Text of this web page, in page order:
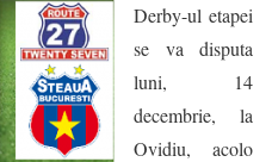
Derby-ul etapei
se va disputa
luni, 14
decembrie, la
Ovidiu, acolo